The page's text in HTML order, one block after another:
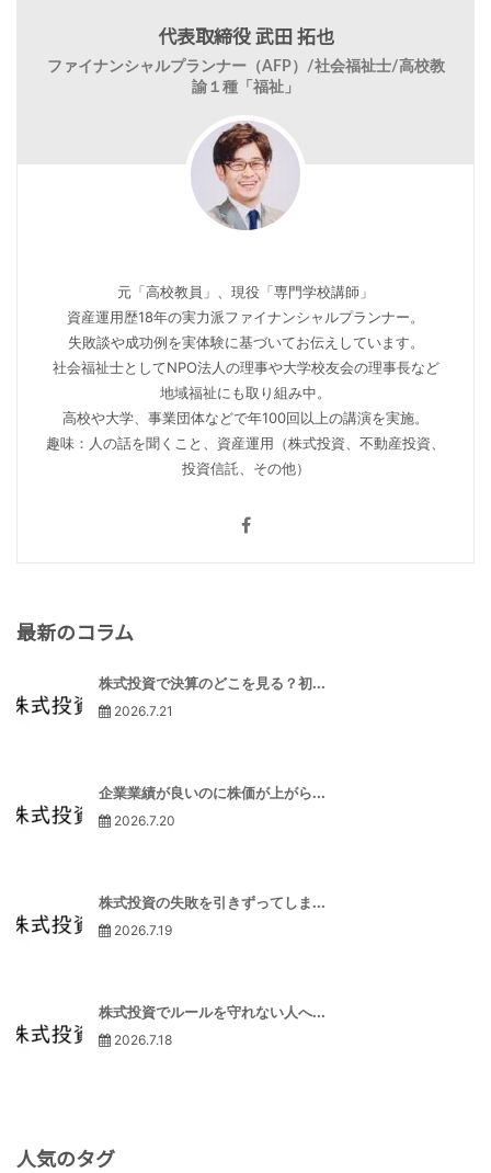
代表取締役 武田 拓也
ファイナンシャルプランナー（AFP）/社会福祉士/高校教
諭１種「福祉」
元「高校教員」、現役「専門学校講師」
資産運用歴18年の実力派ファイナンシャルプランナー。
失敗談や成功例を実体験に基づいてお伝えしています。
社会福祉士としてNPO法人の理事や大学校友会の理事長など
地域福祉にも取り組み中。
高校や大学、事業団体などで年100回以上の講演を実施。
趣味：人の話を聞くこと、資産運用（株式投資、不動産投資、
投資信託、その他）
最新のコラム
株式投資で決算のどこを見る？初...
2026.7.21
企業業績が良いのに株価が上がら...
2026.7.20
株式投資の失敗を引きずってしま...
2026.7.19
株式投資でルールを守れない人へ...
2026.7.18
人気のタグ